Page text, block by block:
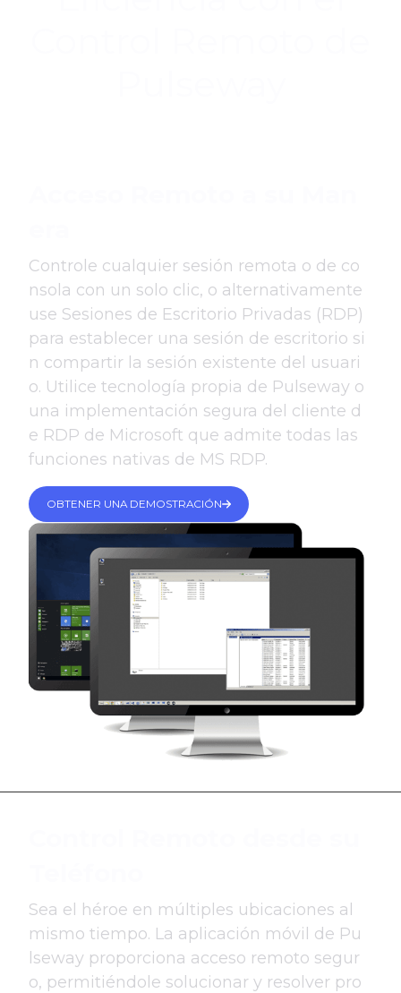
Controle cualquier sesión remota o de co
nsola con un solo clic, o alternativamente
use Sesiones de Escritorio Privadas (RDP)
para establecer una sesión de escritorio si
n compartir la sesión existente del usuari
o. Utilice tecnología propia de Pulseway o
una implementación segura del cliente d
e RDP de Microsoft que admite todas las
funciones nativas de MS RDP.
OBTENER UNA DEMOSTRACIÓN
Sea el héroe en múltiples ubicaciones al
mismo tiempo. La aplicación móvil de Pu
lseway proporciona acceso remoto segur
o, permitiéndole solucionar y resolver pro